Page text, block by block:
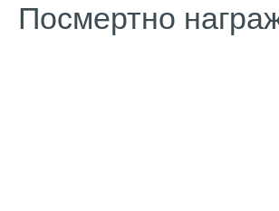
Посмертно